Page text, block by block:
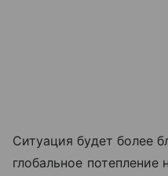
Ситуация будет более
глобальное